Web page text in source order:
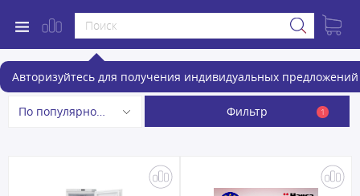
Авторизуйтесь для получения индивидуальных предложений
Встраиваемые холодильники
По популярности Фильтр 1